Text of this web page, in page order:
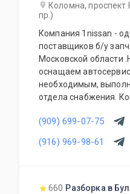
Коломна, проспект
пр.)
Компания 1nissan -
поставщиков б/у
Московской области
оснащаем
необходимым,
отдела снабжения.
электрику,
(909) 699-07-75
(916) 969-98-61
660 Разборка в